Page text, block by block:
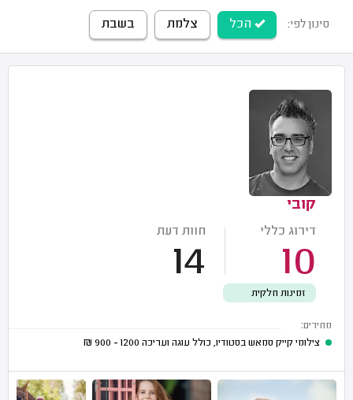
סינון לפי: הכל צלמת בשבת
קובי
דירוג כללי
10
חוות דעת
14
זמינות חלקית
מחירים:
צילומי קייק סמאש בסטודיו, כולל עוגה ועריכה 1200 - 900
₪